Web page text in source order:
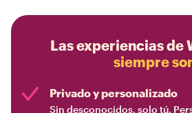
Las experiencias de
siempre
Privado y personalizado
Sin desconocidos, solo tú.